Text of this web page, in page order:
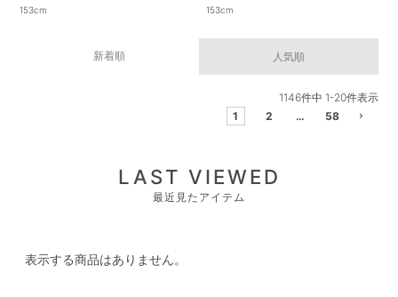
153cm
153cm
新着順 人気順
1146件中 1-20件表示
1
2 … 58
LAST VIEWED
最近見たアイテム
表示する商品はありません。